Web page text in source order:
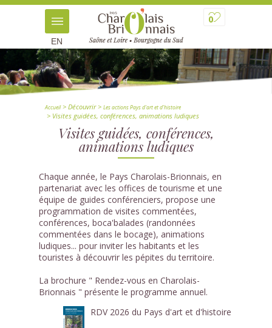
0
EN
Accueil> Découvrir> Les actions Pays d'art et d'histoire
> Visites guidées, conférences, animations ludiques
Visites guidées, conférences,
animations ludiques
Chaque année, le Pays Charolais-Brionnais, en
partenariat avec les offices de tourisme et une
équipe de guides conférenciers, propose une
programmation de visites commentées,
conférences, boca'balades (randonnées
commentées dans le bocage), animations
ludiques... pour inviter les habitants et les
touristes à découvrir les pépites du territoire.
La brochure " Rendez-vous en Charolais-
Brionnais " présente le programme annuel.
RDV 2026 du Pays d'art et d'histoire